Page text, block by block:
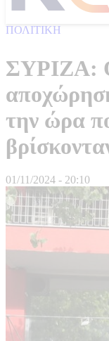
ΠΟΛΙΤΙΚΗ
ΣΥΡΙΖΑ:
την ώρα
01/11/2024 - 20:10